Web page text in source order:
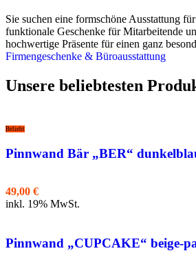
Sie suchen eine formschöne Ausstattung
funktionale Geschenke für Mitarbeitende
hochwertige Präsente für einen ganz
Firmengeschenke & Büroausstattung
Unsere beliebtesten
Beliebt
Pinnwand Bär „BER“
49,00 €
inkl. 19% MwSt.
Pinnwand „CUPCAKE“ beige-